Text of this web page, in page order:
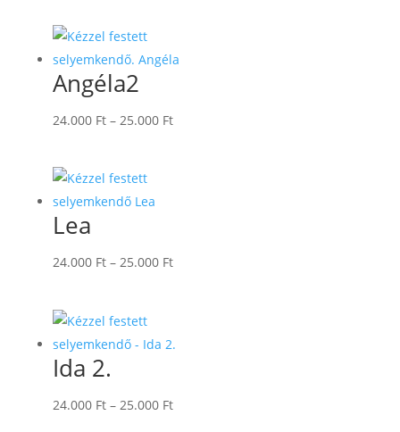
Angéla2
24.000 Ft – 25.000 FtÁrtartomány:
Lea
24.000 Ft – 25.000 FtÁrtartomány:
Ida 2.
24.000 Ft – 25.000 FtÁrtartomány: